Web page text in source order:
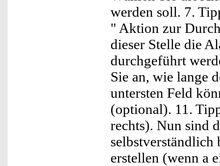
werden soll. 7.
" Aktion zur
dieser Stelle die
durchgeführt
Sie an, wie lange
untersten Feld
(optional). 11.
rechts). Nun sind
erstellen (wenn a